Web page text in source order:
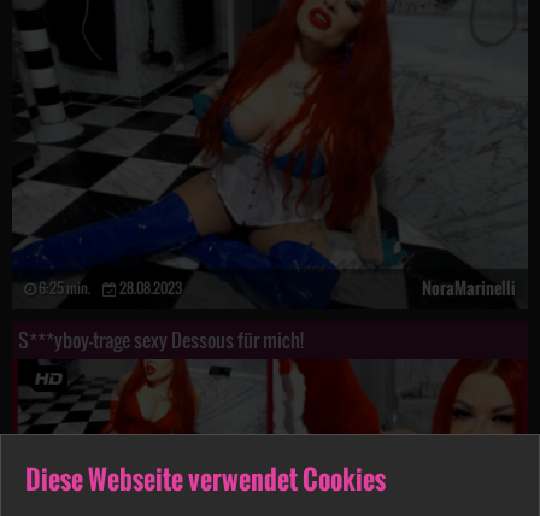
Diese Webseite verwendet Cookies
6:25 min. 28.08.2023 NoraMarinelli
S***yboy-trage sexy Dessous für mich!